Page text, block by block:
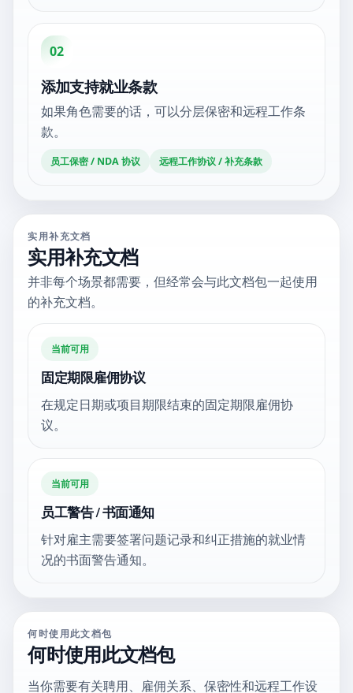
02
添加支持就业条款
如果角色需要的话，可以分层保密和远程工作条
款。
员工保密 / NDA 协议 远程工作协议 / 补充条款
实用补充文档
实用补充文档
并非每个场景都需要，但经常会与此文档包一起使用
的补充文档。
当前可用
固定期限雇佣协议
在规定日期或项目期限结束的固定期限雇佣协
议。
当前可用
员工警告 / 书面通知
针对雇主需要签署问题记录和纠正措施的就业情
况的书面警告通知。
何时使用此文档包
何时使用此文档包
当你需要有关聘用、雇佣关系、保密性和远程工作设